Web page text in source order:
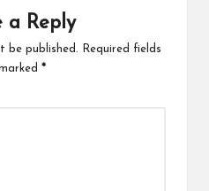
a Reply
be published.
Required fields
*